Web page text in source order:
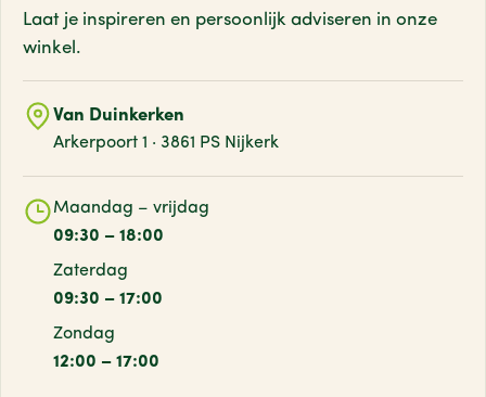
Laat je inspireren en persoonlijk adviseren in onze
winkel.
Van Duinkerken
Arkerpoort 1 · 3861 PS Nijkerk
Maandag – vrijdag
09:30 – 18:00
Zaterdag
09:30 – 17:00
Zondag
12:00 – 17:00